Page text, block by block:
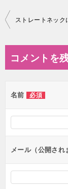
投
ビ
ー
シ
ン
コメントを
名前 必須
メール（公開され